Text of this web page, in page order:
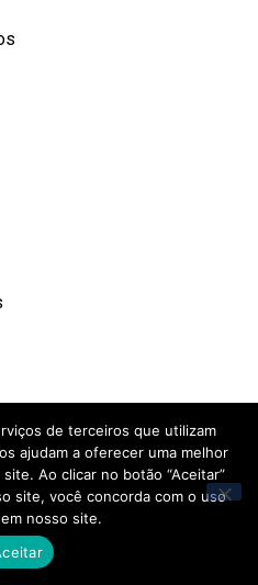
de terceiros que utilizam
ajudam a oferecer uma melhor
Ao clicar no botão “Aceitar”
site, você concorda com o uso
nosso site.